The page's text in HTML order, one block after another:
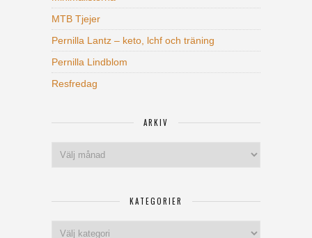
MTB Tjejer
Pernilla Lantz – keto, lchf och träning
Pernilla Lindblom
Resfredag
ARKIV
KATEGORIER